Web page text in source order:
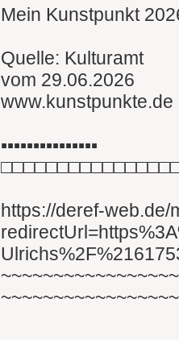
Mein Kunstpunkt
Quelle: Kulturamt
vom 29.06.2026
www.kunstpunkte.de
▪︎▪︎▪︎▪︎▪︎▪︎▪︎▪︎▪︎▪︎▪︎▪︎▪︎▪︎▪︎
https://deref-